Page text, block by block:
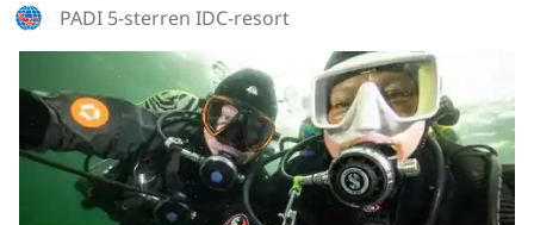
PADI 5-sterren IDC-resort